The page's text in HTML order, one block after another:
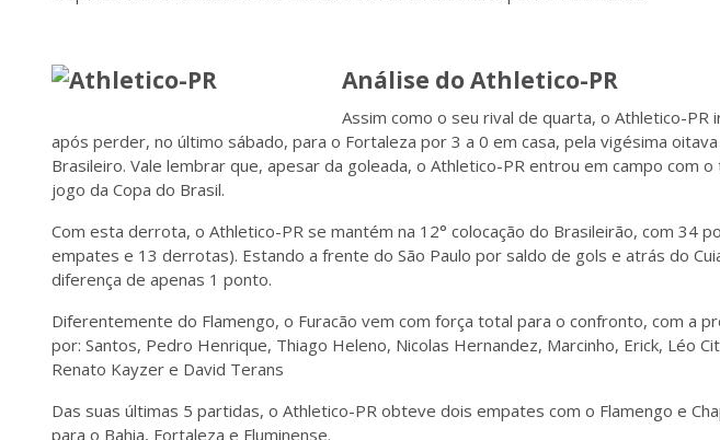
Análise do Athletico-PR
Assim como o seu rival de quarta, o Athletico-PR
após perder, no último sábado, para o Fortaleza por 3 a 0 em casa, pela vigésima
Brasileiro. Vale lembrar que, apesar da goleada, o Athletico-PR entrou em campo com
jogo da Copa do Brasil.
Com esta derrota, o Athletico-PR se mantém na 12° colocação do Brasileirão, com 34
empates e 13 derrotas). Estando a frente do São Paulo por saldo de gols e atrás do
diferença de apenas 1 ponto.
Diferentemente do Flamengo, o Furacão vem com força total para o confronto, com a
por: Santos, Pedro Henrique, Thiago Heleno, Nicolas Hernandez, Marcinho, Erick, Léo
Renato Kayzer e David Terans
Das suas últimas 5 partidas, o Athletico-PR obteve dois empates com o Flamengo e
para o Bahia, Fortaleza e Fluminense.